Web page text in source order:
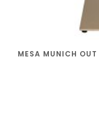
MESA MUNICH OUT